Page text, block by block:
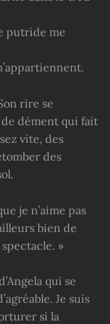
putride me
rire se
dément qui fait
vite, des
des
je n’aime pas
bien de
»
qui se
Je suis
si la